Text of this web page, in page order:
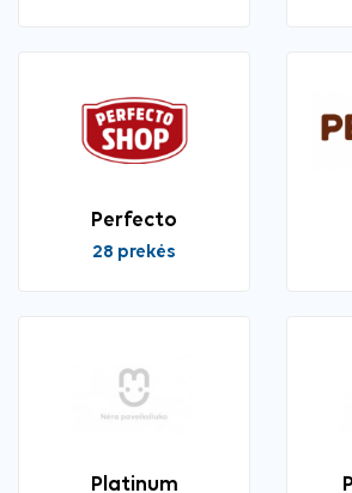
Perfecto
28 prekės
Platinum